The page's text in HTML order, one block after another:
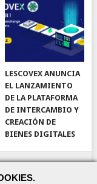
LESCOVEX ANUNCIA
EL LANZAMIENTO
DE LA PLATAFORMA
DE INTERCAMBIO Y
CREACIÓN DE
BIENES DIGITALES